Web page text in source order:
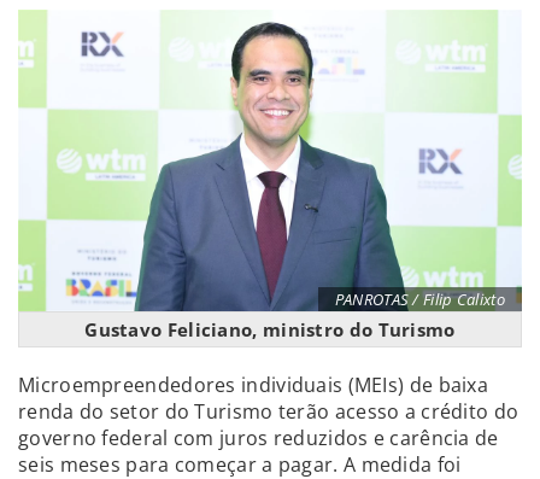
PANROTAS / Filip Calixto
Gustavo Feliciano, ministro do Turismo
Microempreendedores individuais (MEIs) de baixa
renda do setor do Turismo terão acesso a crédito do
governo federal com juros reduzidos e carência de
seis meses para começar a pagar. A medida foi